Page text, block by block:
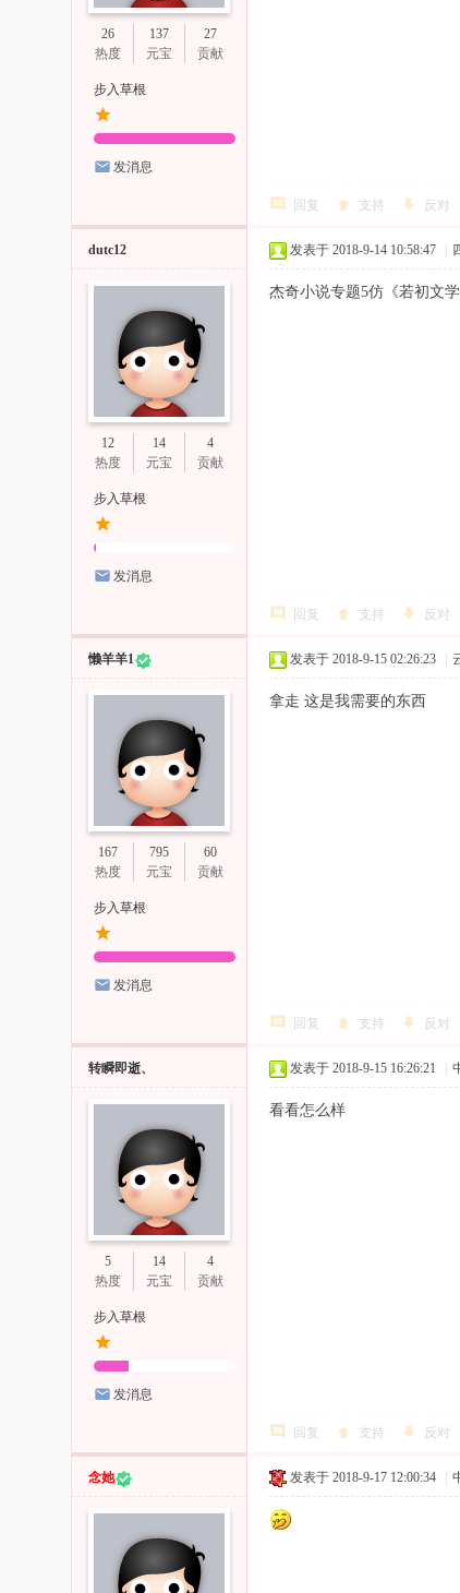
26
热度
137
元宝
27
贡献
步入草根
发消息
回复 支持 反对
dutc12
12
热度
14
元宝
4
贡献
步入草根
发消息
发表于 2018-9-14 10:58:47
杰奇小说专题5仿《若初文
回复 支持 反对
懒羊羊1
167
热度
795
元宝
60
贡献
步入草根
发消息
发表于 2018-9-15 02:26:23
拿走 这是我需要的东西
回复 支持 反对
转瞬即逝、
5
热度
14
元宝
4
贡献
步入草根
发消息
发表于 2018-9-15 16:26:21
看看怎么样
回复 支持 反对
念她 发表于 2018-9-17 12:00:34